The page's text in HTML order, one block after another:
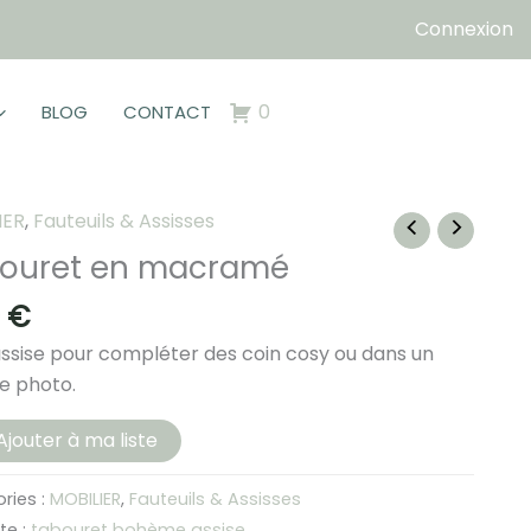
Connexion
BLOG CONTACT 0
, Fauteuils & Assisses
en macramé
€
pour compléter des coin cosy ou dans un
photo.
à ma liste
: MOBILIER, Fauteuils & Assisses